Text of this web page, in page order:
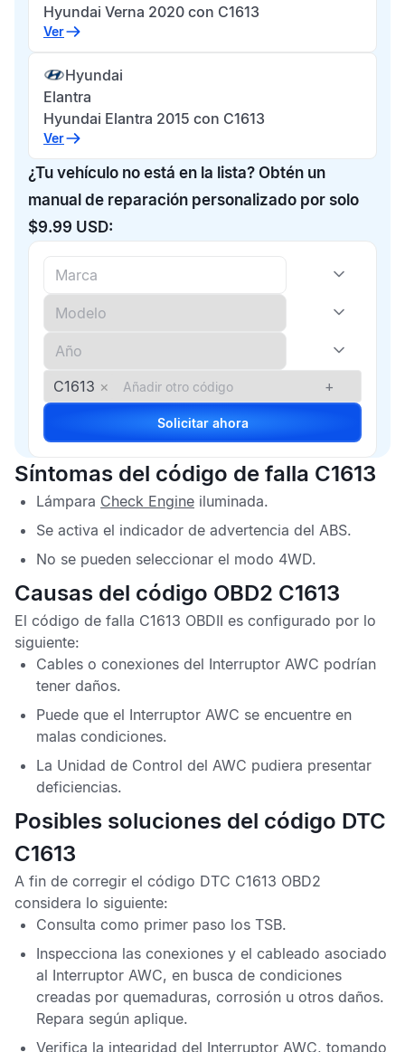
Hyundai Verna 2020 con C1613
Ver
Hyundai
Elantra
Hyundai Elantra 2015 con C1613
Ver
¿Tu vehículo no está en la lista? Obtén un
manual de reparación personalizado por solo
$9.99 USD:
C1613 × +
Solicitar ahora
Síntomas del código de falla C1613
Lámpara Check Engine iluminada.
Se activa el indicador de advertencia del ABS.
No se pueden seleccionar el modo 4WD.
Causas del código OBD2 C1613
El código de falla C1613 OBDII es configurado por lo
siguiente:
Cables o conexiones del Interruptor AWC podrían
tener daños.
Puede que el Interruptor AWC se encuentre en
malas condiciones.
La Unidad de Control del AWC pudiera presentar
deficiencias.
Posibles soluciones del código DTC
C1613
A fin de corregir el código DTC C1613 OBD2
considera lo siguiente:
Consulta como primer paso los TSB.
Inspecciona las conexiones y el cableado asociado
al Interruptor AWC, en busca de condiciones
creadas por quemaduras, corrosión u otros daños.
Repara según aplique.
Verifica la integridad del Interruptor AWC, tomando